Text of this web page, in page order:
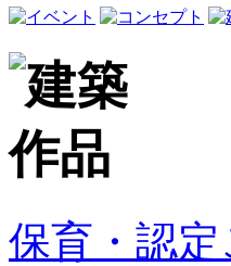
保育・認定